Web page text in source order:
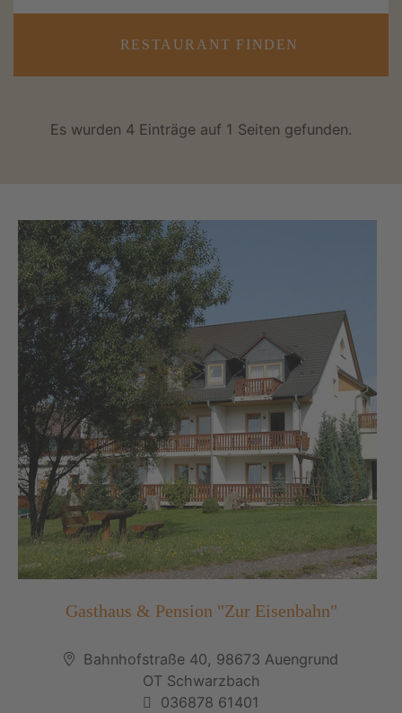
RESTAURANT FINDEN
Es wurden 4 Einträge auf 1 Seiten gefunden.
Gasthaus & Pension "Zur Eisenbahn"
Bahnhofstraße 40, 98673 Auengrund
OT Schwarzbach
036878 61401